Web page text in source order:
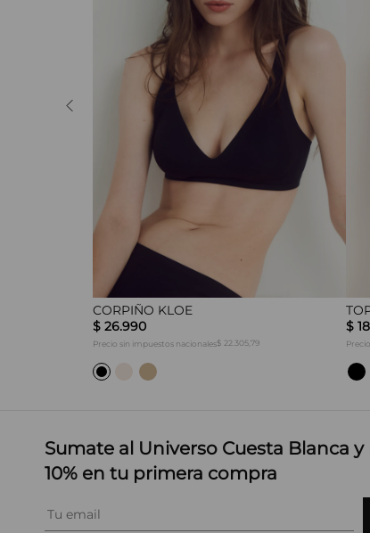
CORPIÑO KLOE
$ 26.990
Precio sin impuestos nacionales$ 22.305,79
$ 18
Sumate al Universo Cuesta Blanca
10% en tu primera compra